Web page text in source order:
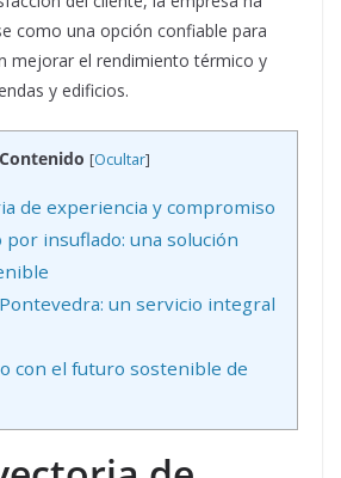
como una opción confiable para
mejorar el rendimiento térmico y
y edificios.
Contenido [Ocultar]
de experiencia y compromiso
por insuflado: una solución
un servicio integral
con el futuro sostenible de